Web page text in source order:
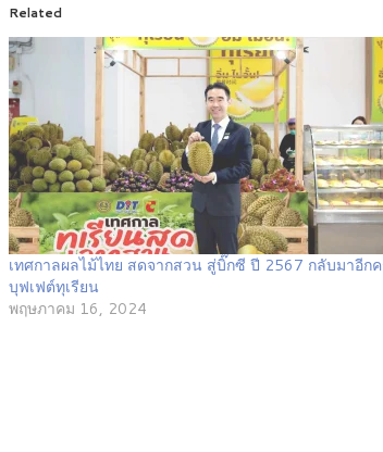
Related
เทศกาลผลไม้ไทย สดจากสวน สู่บิ๊กซี ปี 2567 กลับมาอีก
บุฟเฟต์ทุเรียน
พฤษภาคม 16, 2024